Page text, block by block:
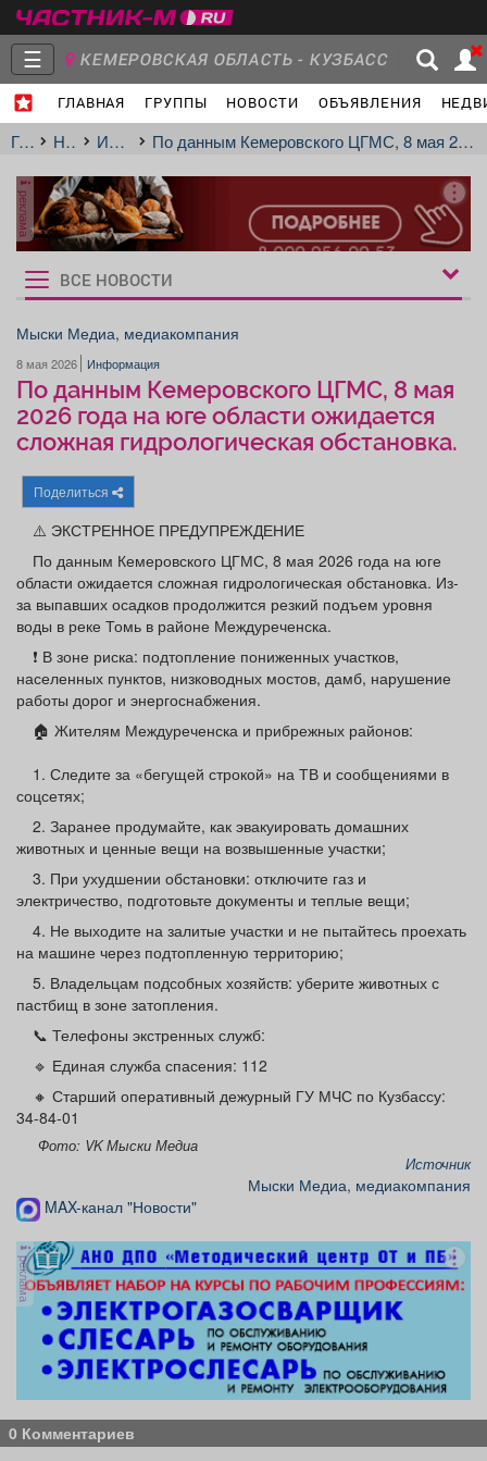
☰ КЕМЕРОВСКАЯ ОБЛАСТЬ - КУЗБАСС
ГЛАВНАЯ ГРУППЫ НОВОСТИ ОБЪЯВЛЕНИЯ
Главная
Новости
Объявления Недвижимость Услуги
Работа Компании
Афиша
Товары Поздравления
ТВ программа Я - пенсионер
ГлавнаяНовостиИнформацияПо данным Кемеровского ЦГМС, 8 мая 2026 года на юге области ожидается сложная гидрологическая обстановка.
реклама
Рукбрики
новостей
ВСЕ НОВОСТИ
Мыски Медиа, медиакомпания
8 мая 2026 Информация
По данным Кемеровского ЦГМС, 8 мая
2026 года на юге области ожидается
сложная гидрологическая обстановка.
Поделиться
⚠️ ЭКСТРЕННОЕ ПРЕДУПРЕЖДЕНИЕ
По данным Кемеровского ЦГМС, 8 мая 2026 года на юге
области ожидается сложная гидрологическая обстановка. Из-
за выпавших осадков продолжится резкий подъем уровня
воды в реке Томь в районе Междуреченска.
❗ В зоне риска: подтопление пониженных участков,
населенных пунктов, низководных мостов, дамб, нарушение
работы дорог и энергоснабжения.
🏠 Жителям Междуреченска и прибрежных районов:
1. Следите за «бегущей строкой» на ТВ и сообщениями в
соцсетях;
2. Заранее продумайте, как эвакуировать домашних
животных и ценные вещи на возвышенные участки;
3. При ухудшении обстановки: отключите газ и
электричество, подготовьте документы и теплые вещи;
4. Не выходите на залитые участки и не пытайтесь проехать
на машине через подтопленную территорию;
5. Владельцам подсобных хозяйств: уберите животных с
пастбищ в зоне затопления.
📞 Телефоны экстренных служб:
🔹 Единая служба спасения: 112
🔸 Старший оперативный дежурный ГУ МЧС по Кузбассу:
34-84-01
Фото: VK Мыски Медиа
Источник
Мыски Медиа, медиакомпания
MAX-канал "Новости"
реклама
0 Комментариев